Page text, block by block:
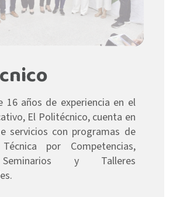
16 años de experiencia en el
El Politécnico, cuenta en
servicios con programas de
por Competencias,
y Talleres